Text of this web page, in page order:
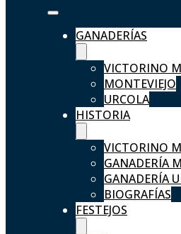
GANADERÍAS
VICTORINO
MONTEVIEJO
URCOLA
HISTORIA
VICTORINO
GANADERÍA
GANADERÍA
BIOGRAFÍAS
FESTEJOS